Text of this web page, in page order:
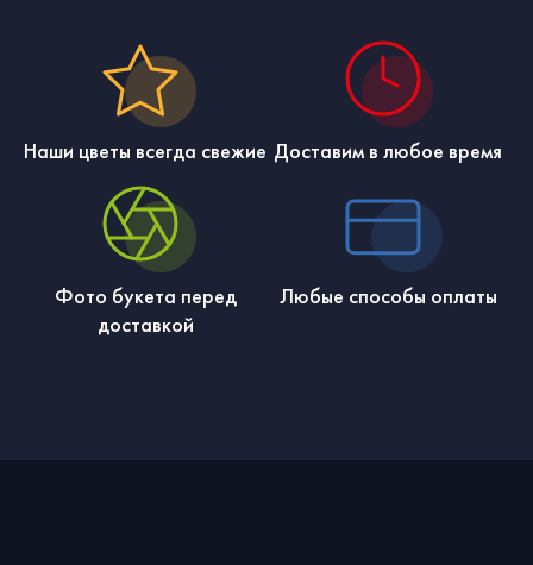
Наши цветы всегда свежие Доставим в любое время
Фото букета перед
доставкой
Любые способы оплаты